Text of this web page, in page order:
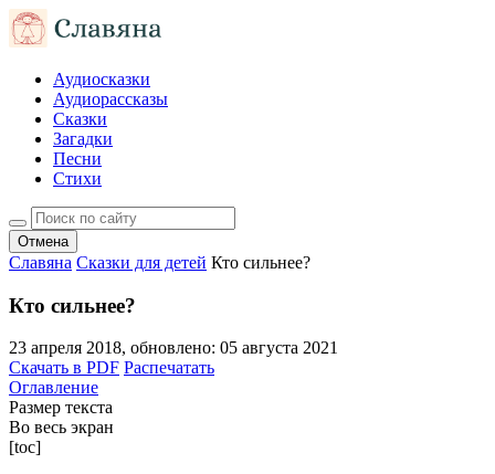
Аудиосказки
Аудиорассказы
Сказки
Загадки
Песни
Стихи
Отмена
Славяна Сказки для детей Кто сильнее?
Кто сильнее?
23 апреля 2018, обновлено: 05 августа 2021
Скачать в PDF Распечатать
Оглавление
Размер текста
Во весь экран
[toc]